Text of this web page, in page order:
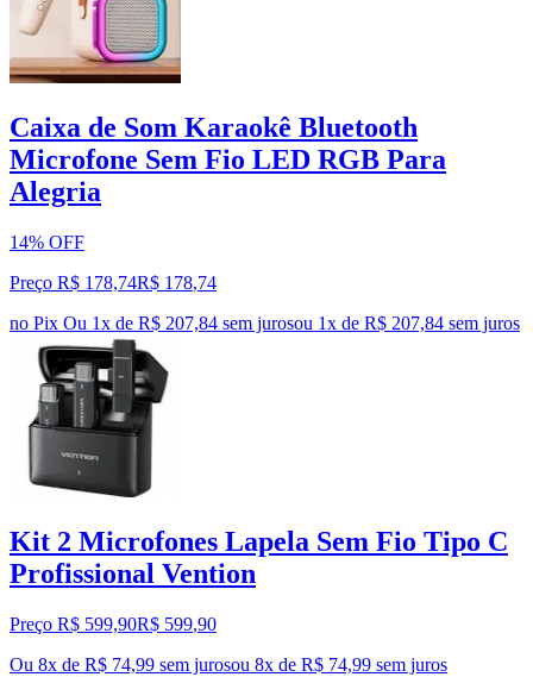
Caixa de Som Karaokê Bluetooth
Microfone Sem Fio LED RGB Para
Alegria
14% OFF
Preço R$ 178,74R$ 178,74
no Pix Ou 1x de R$ 207,84 sem jurosou 1x de R$ 207,84 sem juros
Kit 2 Microfones Lapela Sem Fio Tipo C
Profissional Vention
Preço R$ 599,90R$ 599,90
Ou 8x de R$ 74,99 sem jurosou 8x de R$ 74,99 sem juros